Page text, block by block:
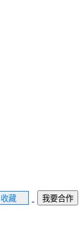
收藏 我要合作